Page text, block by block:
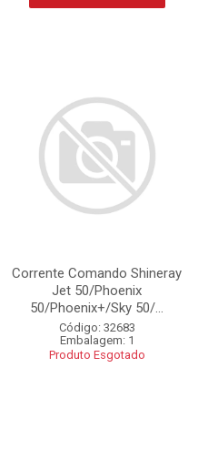
Corrente Comando Shineray
Jet 50/Phoenix
50/Phoenix+/Sky 50/...
Código: 32683
Embalagem: 1
Produto Esgotado